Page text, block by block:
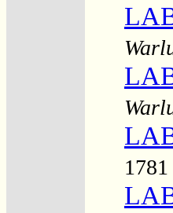
1781